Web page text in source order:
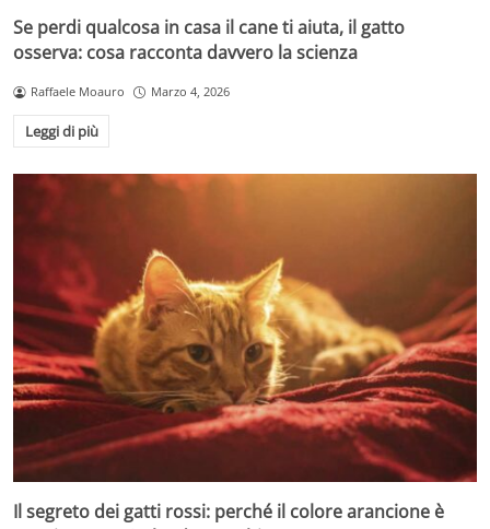
Se perdi qualcosa in casa il cane ti aiuta, il gatto
osserva: cosa racconta davvero la scienza
Raffaele Moauro Marzo 4, 2026
Leggi di più
Il segreto dei gatti rossi: perché il colore arancione è